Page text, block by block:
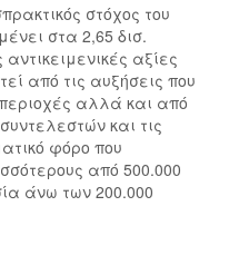
στόχος του
στα 2,65 δισ.
αξίες
από τις αυξήσεις που
αλλά και από
και τις
φόρο που
από 500.000
άνω των 200.000